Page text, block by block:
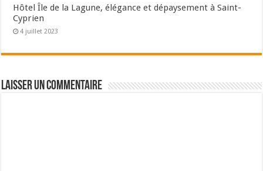
Hôtel Île de la Lagune, élégance et dépaysement à Saint-
Cyprien
4 juillet 2023
Laisser un commentaire